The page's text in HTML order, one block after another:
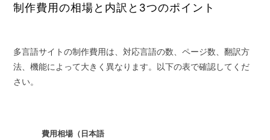
制作費用の相場と内訳と3つのポイント
多言語サイトの制作費用は、対応言語の数、ページ数、翻訳方
法、機能によって大きく異なります。以下の表で確認してくだ
さい。
費用相場（日本語